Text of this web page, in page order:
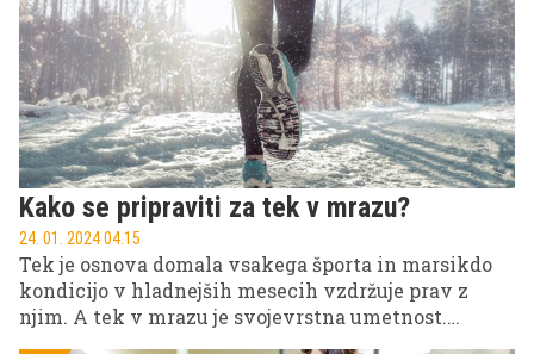
Kako se pripraviti za tek v mrazu?
24. 01. 2024 04.15
Tek je osnova domala vsakega športa in marsikdo
kondicijo v hladnejših mesecih vzdržuje prav z
njim. A tek v mrazu je svojevrstna umetnost.